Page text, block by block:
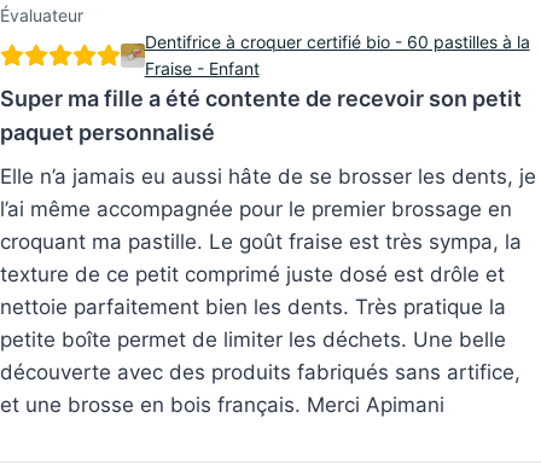
Évaluateur
Dentifrice à croquer certifié bio - 60 pastilles à la
Fraise - Enfant
Super ma fille a été contente de recevoir son petit
paquet personnalisé
Elle n’a jamais eu aussi hâte de se brosser les dents, je
l’ai même accompagnée pour le premier brossage en
croquant ma pastille. Le goût fraise est très sympa, la
texture de ce petit comprimé juste dosé est drôle et
nettoie parfaitement bien les dents. Très pratique la
petite boîte permet de limiter les déchets. Une belle
découverte avec des produits fabriqués sans artifice,
et une brosse en bois français. Merci Apimani